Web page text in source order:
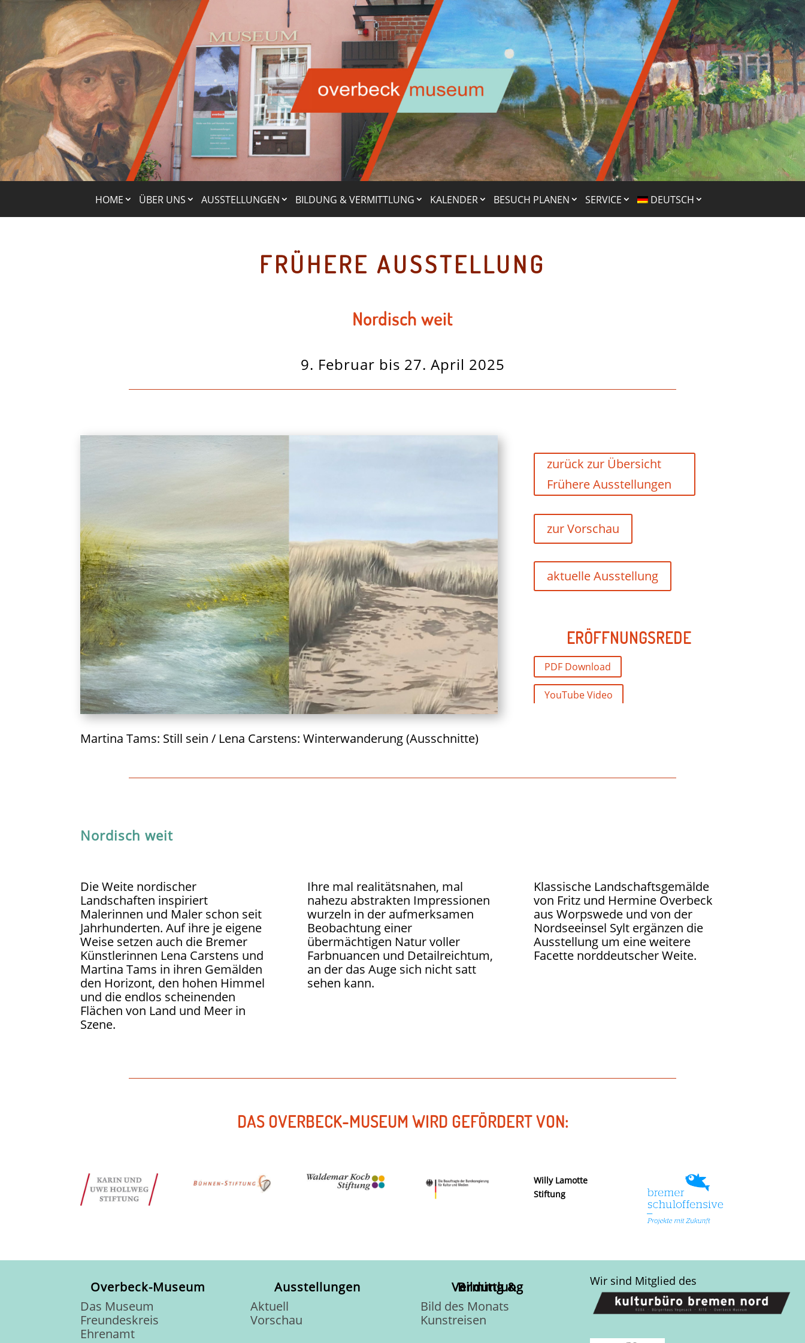
HOME ÜBER UNS AUSSTELLUNGEN BILDUNG & VERMITTLUNG KALENDER BESUCH PLANEN SERVICE DEUTSCH
FRÜHERE AUSSTELLUNG
Nordisch weit
9. Februar bis 27. April 2025
Martina Tams: Still sein / Lena Carstens: Winterwanderung (Ausschnitte)
zurück zur Übersicht
Frühere Ausstellungen
zur Vorschau
aktuelle Ausstellung
ERÖFFNUNGSREDE
PDF Download
YouTube Video
Nordisch weit
Die Weite nordischer
Landschaften inspiriert
Malerinnen und Maler schon seit
Jahrhunderten. Auf ihre je eigene
Weise setzen auch die Bremer
Künstlerinnen Lena Carstens und
Martina Tams in ihren Gemälden
den Horizont, den hohen Himmel
und die endlos scheinenden
Flächen von Land und Meer in
Szene.
Ihre mal realitätsnahen, mal
nahezu abstrakten Impressionen
wurzeln in der aufmerksamen
Beobachtung einer
übermächtigen Natur voller
Farbnuancen und Detailreichtum,
an der das Auge sich nicht satt
sehen kann.
Klassische Landschaftsgemälde
von Fritz und Hermine Overbeck
aus Worpswede und von der
Nordseeinsel Sylt ergänzen die
Ausstellung um eine weitere
Facette norddeutscher Weite.
DAS OVERBECK-MUSEUM WIRD GEFÖRDERT VON:
Willy Lamotte
Stiftung
Overbeck-Museum
Das Museum
Freundeskreis
Ehrenamt
Ausstellungen
Aktuell
Vorschau
Bildung & Vermittlung
Bild des Monats
Kunstreisen
Wir sind Mitglied des